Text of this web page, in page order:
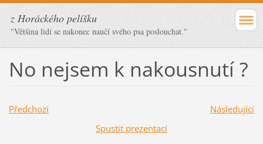
z Horáckého pelíšku
"Většina lidí se nakonec naučí svého psa poslouchat."
No nejsem k nakousnutí ?
Předchozí
Následující
Spustit prezentaci